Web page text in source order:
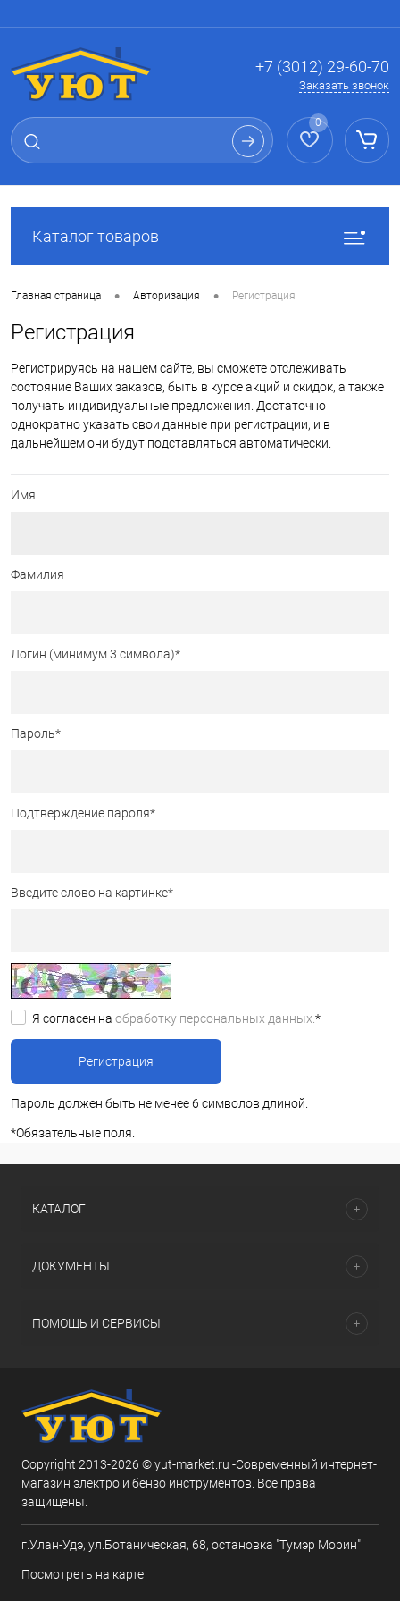
+7 (3012) 29-60-70
Заказать звонок
0
Каталог товаров
Главная страница • Авторизация • Регистрация
Регистрация
Регистрируясь на нашем сайте, вы сможете отслеживать
состояние Ваших заказов, быть в курсе акций и скидок, а также
получать индивидуальные предложения. Достаточно
однократно указать свои данные при регистрации, и в
дальнейшем они будут подставляться автоматически.
Имя
Фамилия
Логин (минимум 3 символа)*
Пароль*
Подтверждение пароля*
Введите слово на картинке*
Я согласен на обработку персональных данных. *
Пароль должен быть не менее 6 символов длиной.
*Обязательные поля.
КАТАЛОГ
ДОКУМЕНТЫ
ПОМОЩЬ И СЕРВИСЫ
Copyright 2013-2026 © yut-market.ru -Современный интернет-
магазин электро и бензо инструментов. Все права
защищены.
г.Улан-Удэ, ул.Ботаническая, 68, остановка "Тумэр Морин"
Посмотреть на карте